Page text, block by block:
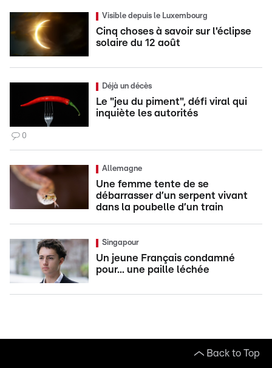
Visible depuis le Luxembourg
Cinq choses à savoir sur l'éclipse
solaire du 12 août
Déjà un décès
Le "jeu du piment", défi viral qui
inquiète les autorités
0
Allemagne
Une femme tente de se
débarrasser d’un serpent vivant
dans la poubelle d’un train
Singapour
Un jeune Français condamné
pour... une paille léchée
Back to Top